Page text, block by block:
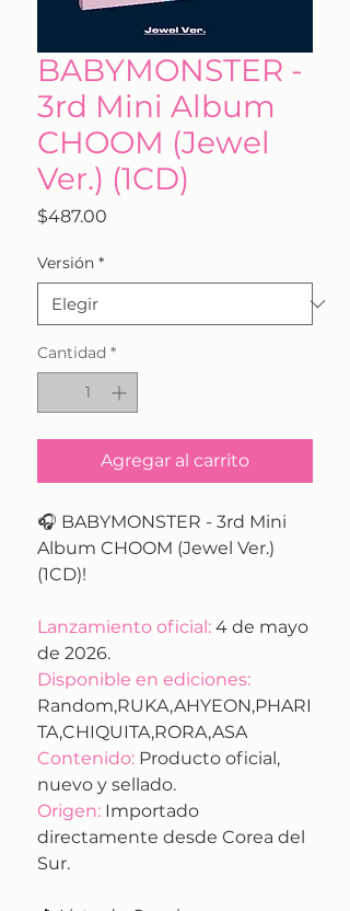
BABYMONSTER -
3rd Mini Album
CHOOM (Jewel
Ver.) (1CD)
$487.00
Versión *
Cantidad *
Agregar al carrito
🎧 BABYMONSTER - 3rd Mini
Album CHOOM (Jewel Ver.)
(1CD)!
Lanzamiento oficial: 4 de mayo
de 2026.
Disponible en ediciones:
Random,RUKA,AHYEON,PHARI
TA,CHIQUITA,RORA,ASA
Contenido: Producto oficial,
nuevo y sellado.
Origen: Importado
directamente desde Corea del
Sur.